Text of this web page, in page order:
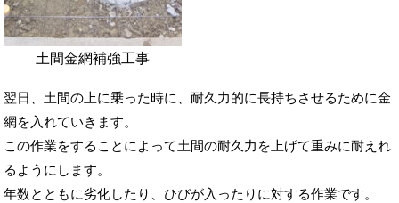
土間金網補強工事
翌日、土間の上に乗った時に、耐久力的に長持ちさせるために金
網を入れていきます。
この作業をすることによって土間の耐久力を上げて重みに耐えれ
るようにします。
年数とともに劣化したり、ひびが入ったりに対する作業です。